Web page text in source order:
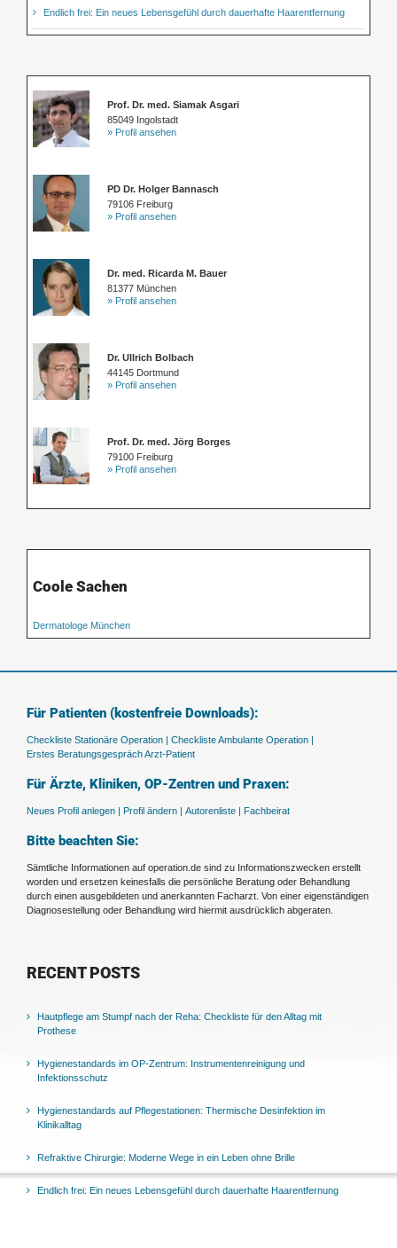
Endlich frei: Ein neues Lebensgefühl durch dauerhafte Haarentfernung
Prof. Dr. med. Siamak Asgari
85049 Ingolstadt
» Profil ansehen
PD Dr. Holger Bannasch
79106 Freiburg
» Profil ansehen
Dr. med. Ricarda M. Bauer
81377 München
» Profil ansehen
Dr. Ullrich Bolbach
44145 Dortmund
» Profil ansehen
Prof. Dr. med. Jörg Borges
79100 Freiburg
» Profil ansehen
Coole Sachen
Dermatologe München
Für Patienten (kostenfreie Downloads):
Checkliste Stationäre Operation | Checkliste Ambulante Operation |
Erstes Beratungsgespräch Arzt-Patient
Für Ärzte, Kliniken, OP-Zentren und Praxen:
Neues Profil anlegen | Profil ändern | Autorenliste | Fachbeirat
Bitte beachten Sie:
Sämtliche Informationen auf operation.de sind zu Informationszwecken erstellt
worden und ersetzen keinesfalls die persönliche Beratung oder Behandlung
durch einen ausgebildeten und anerkannten Facharzt. Von einer eigenständigen
Diagnosestellung oder Behandlung wird hiermit ausdrücklich abgeraten.
RECENT POSTS
Hautpflege am Stumpf nach der Reha: Checkliste für den Alltag mit
Prothese
Hygienestandards im OP-Zentrum: Instrumentenreinigung und
Infektionsschutz
Hygienestandards auf Pflegestationen: Thermische Desinfektion im
Klinikalltag
Refraktive Chirurgie: Moderne Wege in ein Leben ohne Brille
Endlich frei: Ein neues Lebensgefühl durch dauerhafte Haarentfernung